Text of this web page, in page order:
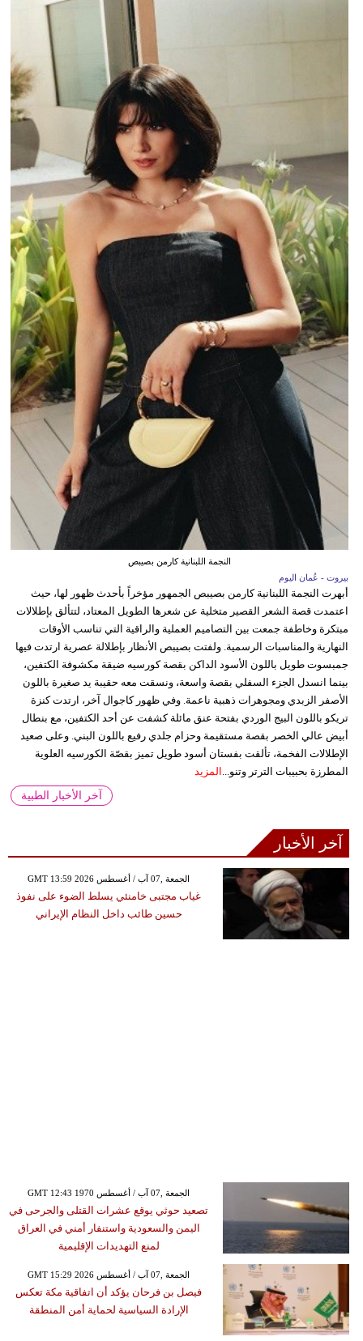
النجمة اللبنانية كارمن بصيبص
بيروت - عُمان اليوم
أبهرت النجمة اللبنانية كارمن بصيبص الجمهور مؤخراً بأحدث ظهور لها، حيث
اعتمدت قصة الشعر القصير متخلية عن شعرها الطويل المعتاد، لتتألق بإطلالات
مبتكرة وخاطفة جمعت بين التصاميم العملية والراقية التي تناسب الأوقات
النهارية والمناسبات الرسمية. ولفتت بصيبص الأنظار بإطلالة عصرية ارتدت فيها
جمبسوت طويل باللون الأسود الداكن بقصة كورسيه ضيقة مكشوفة الكتفين،
بينما انسدل الجزء السفلي بقصة واسعة، ونسقت معه حقيبة يد صغيرة باللون
الأصفر الزبدي ومجوهرات ذهبية ناعمة. وفي ظهور كاجوال آخر، ارتدت كنزة
تريكو باللون البيج الوردي بفتحة عنق مائلة كشفت عن أحد الكتفين، مع بنطال
أبيض عالي الخصر بقصة مستقيمة وحزام جلدي رفيع باللون البني. وعلى صعيد
الإطلالات الفخمة، تألقت بفستان أسود طويل تميز بقصّة الكورسيه العلوية
المطرزة بحبيبات الترتر وتنو... المزيد
آخر الأخبار الطبية
آخر الأخبار
GMT 13:59 2026 الجمعة ,07 آب / أغسطس
غياب مجتبى خامنئي يسلط الضوء على نفوذ
حسين طائب داخل النظام الإيراني
GMT 12:43 1970 الجمعة ,07 آب / أغسطس
تصعيد حوثي يوقع عشرات القتلى والجرحى في
اليمن والسعودية واستنفار أمني في العراق
لمنع التهديدات الإقليمية
GMT 15:29 2026 الجمعة ,07 آب / أغسطس
فيصل بن فرحان يؤكد أن اتفاقية مكة تعكس
الإرادة السياسية لحماية أمن المنطقة